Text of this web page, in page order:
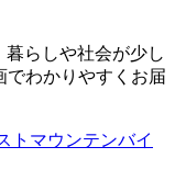
暮らしや社会が少し
でわかりやすくお届